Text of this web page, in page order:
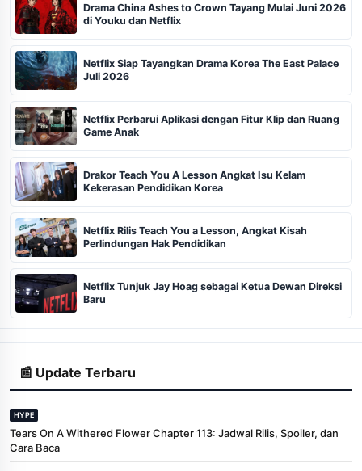
Drama China Ashes to Crown Tayang Mulai Juni 2026
di Youku dan Netflix
Netflix Siap Tayangkan Drama Korea The East Palace
Juli 2026
Netflix Perbarui Aplikasi dengan Fitur Klip dan Ruang
Game Anak
Drakor Teach You A Lesson Angkat Isu Kelam
Kekerasan Pendidikan Korea
Netflix Rilis Teach You a Lesson, Angkat Kisah
Perlindungan Hak Pendidikan
Netflix Tunjuk Jay Hoag sebagai Ketua Dewan Direksi
Baru
📰 Update Terbaru
HYPE
Tears On A Withered Flower Chapter 113: Jadwal Rilis, Spoiler, dan
Cara Baca